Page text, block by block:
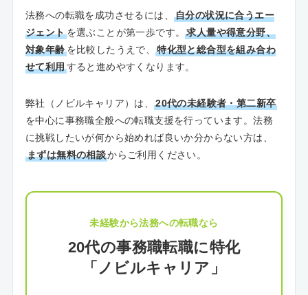
法務への転職を成功させるには、
自分の状況に合うエー
ジェントを選ぶことが第一歩です。求人量や得意分野、
対象年齢を比較したうえで、特化型と総合型を組み合わ
せて利用すると進めやすくなります。
弊社（ノビルキャリア）は、20代の未経験者・第二新卒
を中心に事務職全般への転職支援を行っています。法務
に挑戦したいが何から始めれば良いか分からない方は、
まずは無料の相談からご利用ください。
未経験から法務への転職なら
20代の事務職転職に特化
「ノビルキャリア」